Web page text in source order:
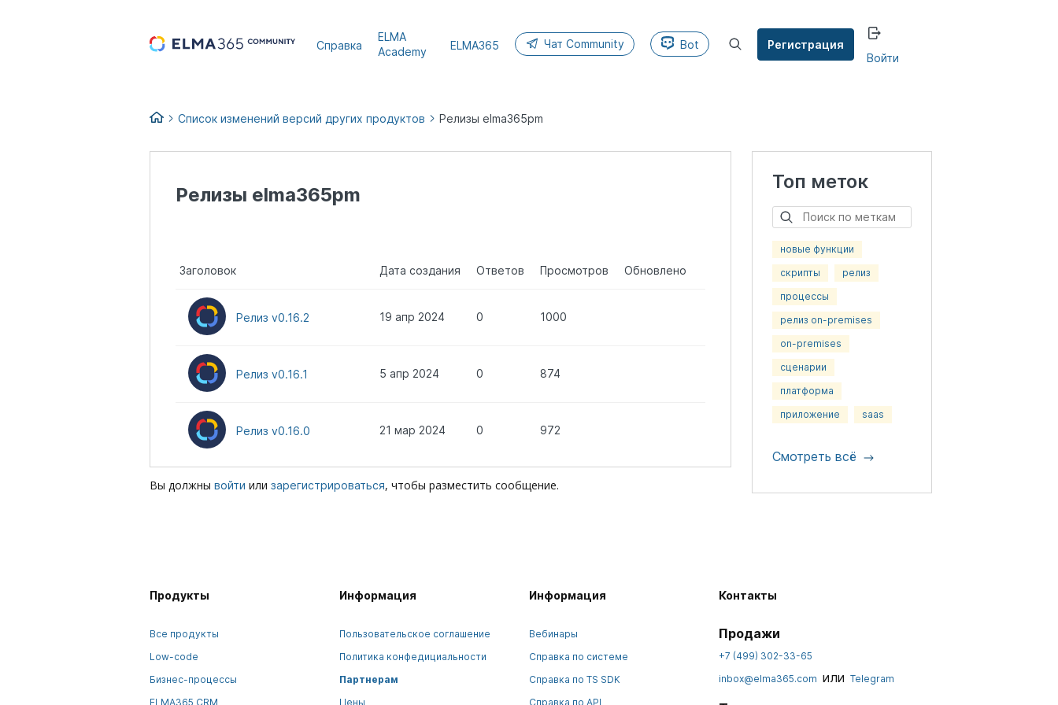
Справка
ELMA
Academy
ELMA365 Чат Community Bot
Регистрация
Войти
Список изменений версий других продуктов Релизы elma365pm
Релизы elma365pm
Заголовок Дата создания Ответов Просмотров Обновлено
Релиз v0.16.2 19 апр 2024 0 1000
Релиз v0.16.1 5 апр 2024 0 874
Релиз v0.16.0 21 мар 2024 0 972
Вы должны войти или зарегистрироваться, чтобы разместить сообщение.
Топ меток
новые функции
скрипты
релиз
процессы
релиз on-premises
on-premises
сценарии
платформа
приложение
saas
Смотреть всё
Продукты
Все продукты
Low-code
Бизнес-процессы
ELMA365 CRM
Информация
Пользовательское соглашение
Политика конфедициальности
Партнерам
Цены
Информация
Вебинары
Справка по системе
Справка по TS SDK
Справка по API
Контакты
Продажи
+7 (499) 302-33-65
inbox@elma365.com или Telegram